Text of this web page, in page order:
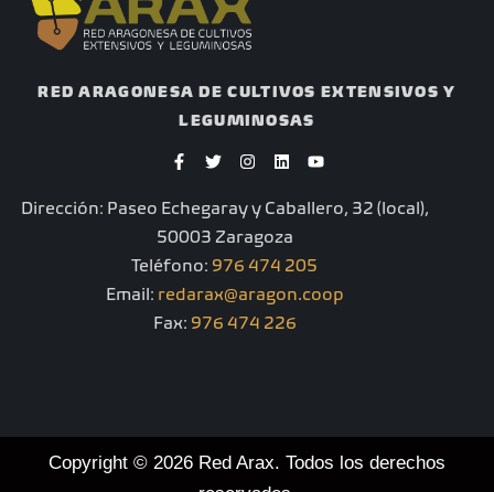
RED ARAGONESA DE CULTIVOS EXTENSIVOS Y
LEGUMINOSAS
a
b
o
o
k
-
f
w
t
e
r
n
a
r
a
m
i
e
i
n
o
u
Dirección: Paseo Echegaray y Caballero, 32 (local),
50003 Zaragoza
Teléfono: 976 474 205
Email: redarax@aragon.coop
Fax: 976 474 226
Copyright © 2026 Red Arax. Todos los derechos